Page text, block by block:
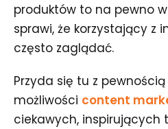
produktów to na pewno
sprawi, że korzystający z
często zaglądać.
Przyda się tu z
możliwości content
ciekawych, inspirujących